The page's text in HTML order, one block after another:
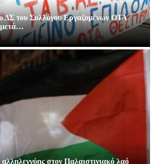
ΔΣ του Συλλόγου Εργαζομένων ΟΤΑ
μετά…
στον Παλαιστινιακό λαό